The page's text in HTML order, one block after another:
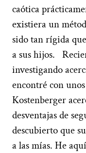
caótica
existiera un
sido tan rígida
a sus hijos.
investigando
encontrécon u
Kostenberger
desventajas de
descubierto que
a las mías. He